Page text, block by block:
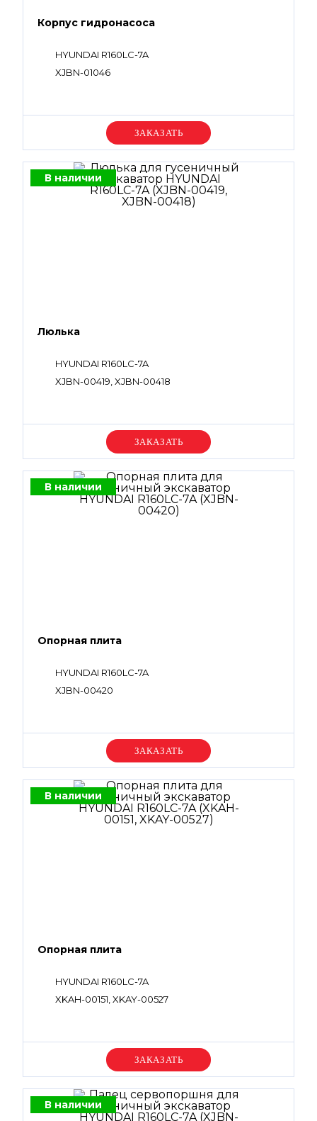
Корпус гидронасоса
HYUNDAI R160LC-7A
XJBN-01046
Уточняйте цену
В наличии
Люлька
HYUNDAI R160LC-7A
XJBN-00419, XJBN-00418
Уточняйте цену
В наличии
Опорная плита
HYUNDAI R160LC-7A
XJBN-00420
Уточняйте цену
В наличии
Опорная плита
HYUNDAI R160LC-7A
XKAH-00151, XKAY-00527
Уточняйте цену
В наличии